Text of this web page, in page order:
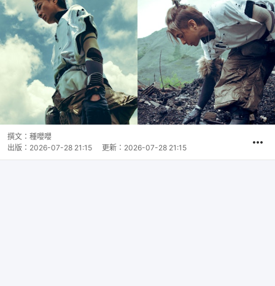
撰文： 種嚶嚶
出版： 2026-07-28 21:15 更新： 2026-07-28 21:15